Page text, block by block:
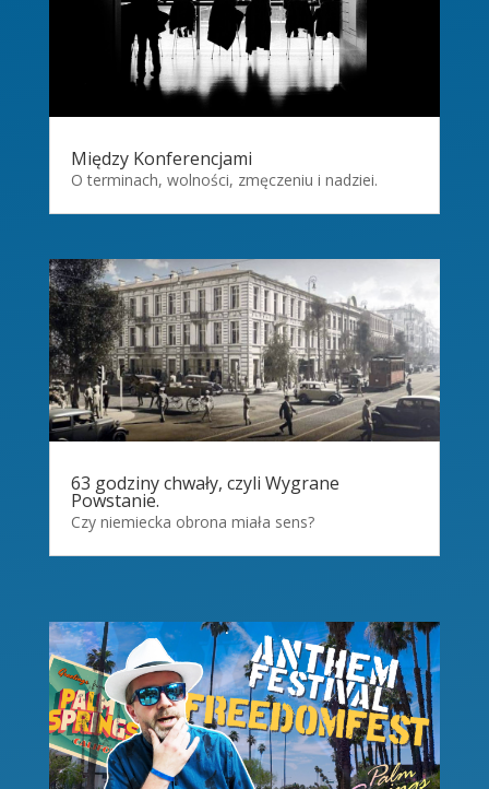
Między Konferencjami
O terminach, wolności, zmęczeniu i nadziei.
63 godziny chwały, czyli Wygrane
Powstanie.
Czy niemiecka obrona miała sens?